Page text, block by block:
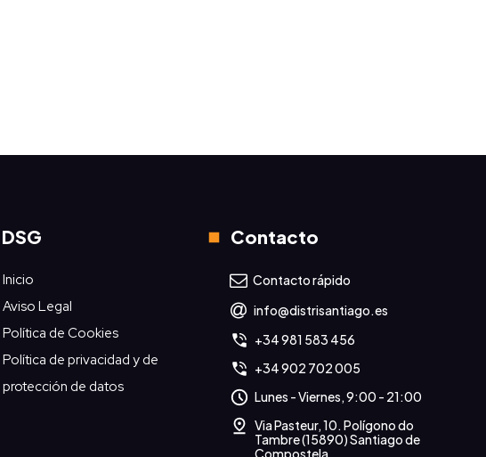
DSG
Inicio
Aviso Legal
Política de Cookies
Política de privacidad y de
protección de datos
Contacto
Contacto rápido
info@distrisantiago.es
+34 981 583 456
+34 902 702 005
Lunes - Viernes, 9:00 - 21:00
Via Pasteur, 10. Polígono do
Tambre (15890) Santiago de
Compostela.